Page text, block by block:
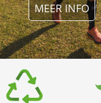
MEER INFO